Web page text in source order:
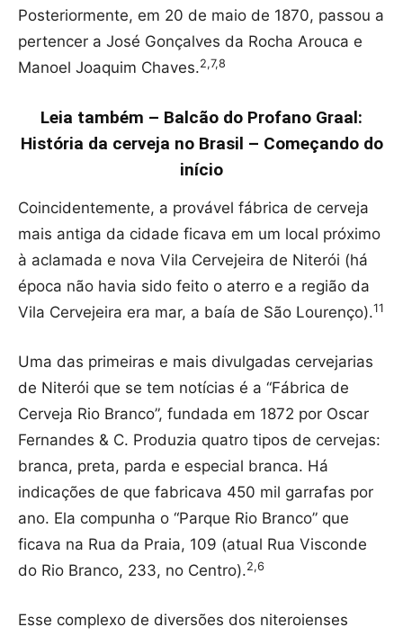
Posteriormente, em 20 de maio de 1870, passou a
pertencer a José Gonçalves da Rocha Arouca e
Manoel Joaquim Chaves.2,7,8
Leia também – Balcão do Profano Graal:
História da cerveja no Brasil – Começando do
início
Coincidentemente, a provável fábrica de cerveja
mais antiga da cidade ficava em um local próximo
à aclamada e nova Vila Cervejeira de Niterói (há
época não havia sido feito o aterro e a região da
Vila Cervejeira era mar, a baía de São Lourenço).11
Uma das primeiras e mais divulgadas cervejarias
de Niterói que se tem notícias é a “Fábrica de
Cerveja Rio Branco”, fundada em 1872 por Oscar
Fernandes & C. Produzia quatro tipos de cervejas:
branca, preta, parda e especial branca. Há
indicações de que fabricava 450 mil garrafas por
ano. Ela compunha o “Parque Rio Branco” que
ficava na Rua da Praia, 109 (atual Rua Visconde
do Rio Branco, 233, no Centro).2,6
Esse complexo de diversões dos niteroienses